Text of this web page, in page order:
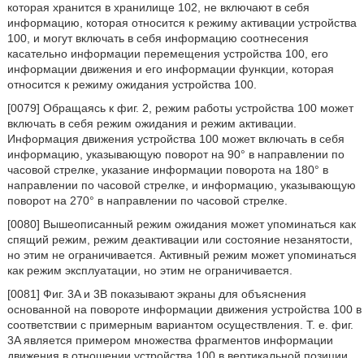
которая хранится в хранилище 102, не включают в себя
информацию, которая относится к режиму активации устройства
100, и могут включать в себя информацию соотнесения
касательно информации перемещения устройства 100, его
информации движения и его информации функции, которая
относится к режиму ожидания устройства 100.
[0079] Обращаясь к фиг. 2, режим работы устройства 100 может
включать в себя режим ожидания и режим активации.
Информация движения устройства 100 может включать в себя
информацию, указывающую поворот на 90° в направлении по
часовой стрелке, указание информации поворота на 180° в
направлении по часовой стрелке, и информацию, указывающую
поворот на 270° в направлении по часовой стрелке.
[0080] Вышеописанный режим ожидания может упоминаться как
спящий режим, режим деактивации или состояние незанятости,
но этим не ограничивается. Активный режим может упоминаться
как режим эксплуатации, но этим не ограничивается.
[0081] Фиг. 3A и 3B показывают экраны для объяснения
основанной на повороте информации движения устройства 100 в
соответствии с примерным вариантом осуществления. Т. е. фиг.
3A является примером множества фрагментов информации